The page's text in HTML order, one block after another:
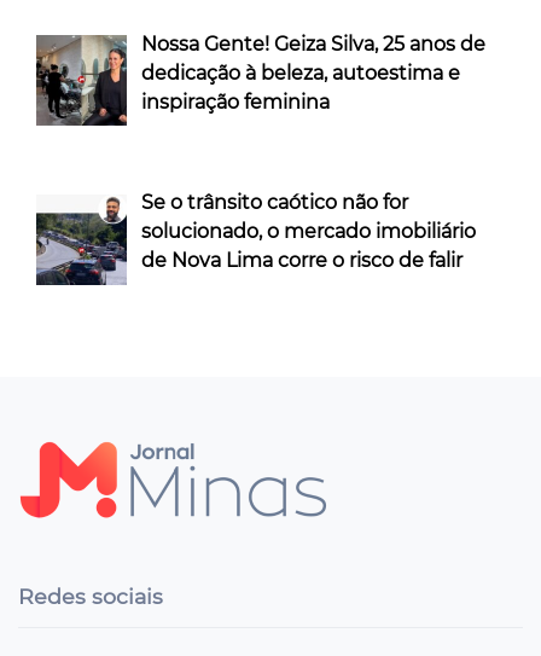
Nossa Gente! Geiza Silva, 25 anos de
dedicação à beleza, autoestima e
inspiração feminina
Se o trânsito caótico não for
solucionado, o mercado imobiliário
de Nova Lima corre o risco de falir
Redes sociais